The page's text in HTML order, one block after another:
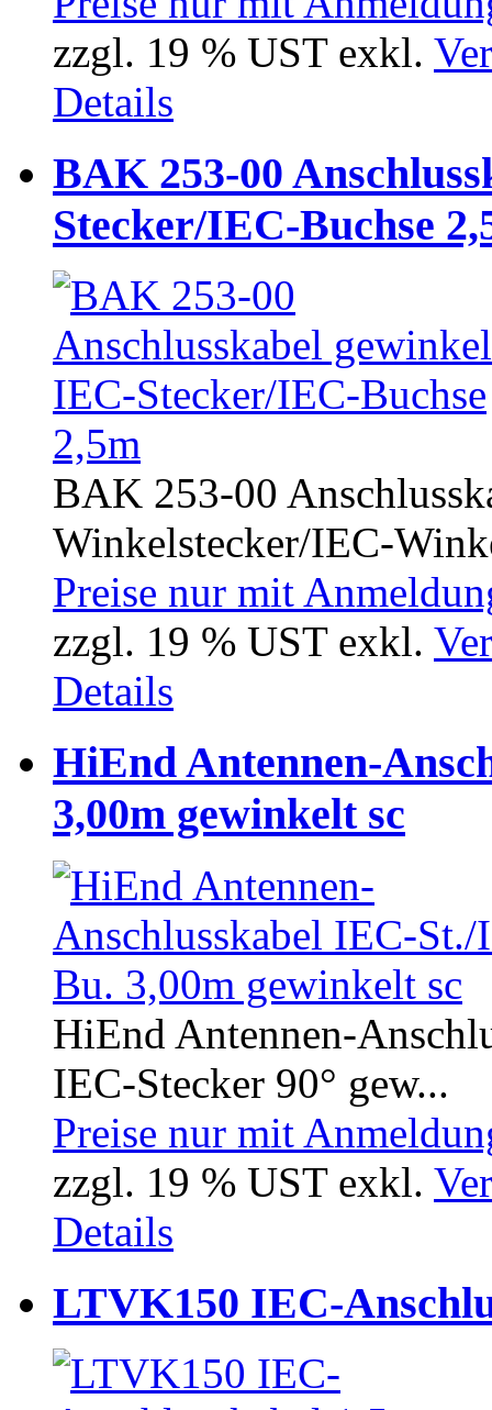
zzgl. 19 % UST exkl.
Details
BAK 253-00
Stecker/IEC-Buchse
BAK 253-00
Winkelstecker/IEC-
Preise nur mit
zzgl. 19 % UST exkl.
Details
HiEnd Antennen-
3,00m gewinkelt sc
HiEnd Antennen-
IEC-Stecker 90° gew...
Preise nur mit
zzgl. 19 % UST exkl.
Details
LTVK150 IEC-